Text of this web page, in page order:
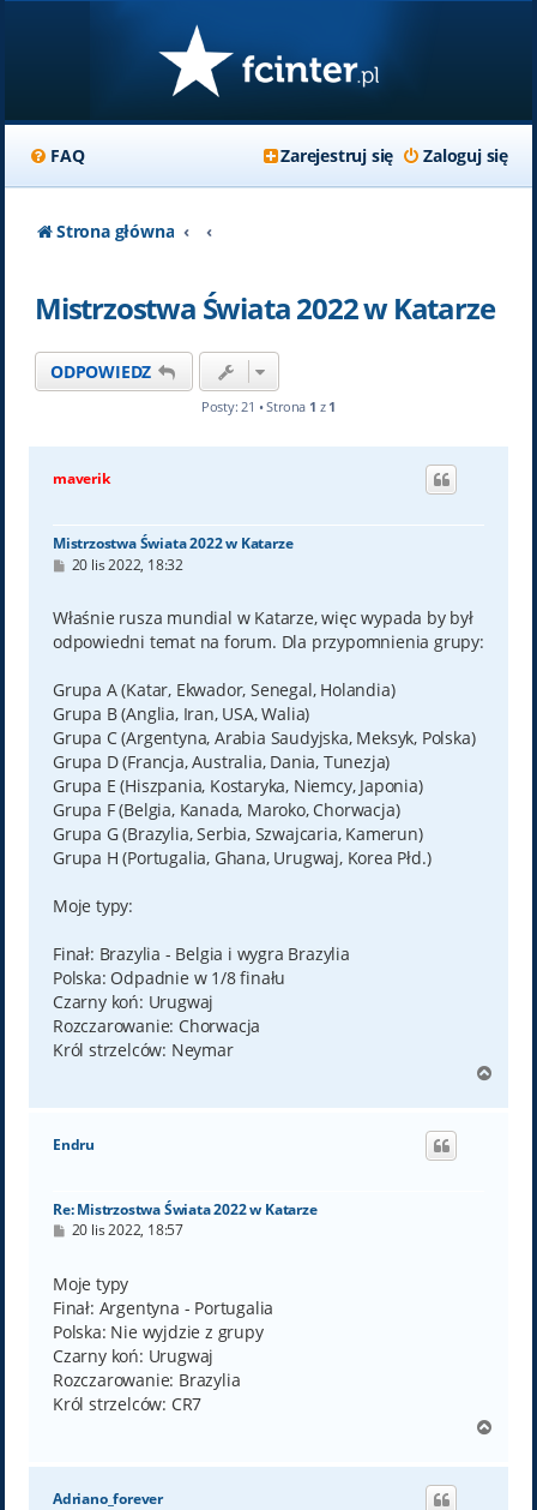
FAQ Zaloguj się
Zarejestruj się
Strona główna
Mistrzostwa Świata 2022 w Katarze
ODPOWIEDZ
Posty: 21 • Strona 1 z 1
maverik
Mistrzostwa Świata 2022 w Katarze
P
t
20 lis 2022, 18:32
Właśnie rusza mundial w Katarze, więc wypada by był
odpowiedni temat na forum. Dla przypomnienia grupy:
Grupa A (Katar, Ekwador, Senegal, Holandia)
Grupa B (Anglia, Iran, USA, Walia)
Grupa C (Argentyna, Arabia Saudyjska, Meksyk, Polska)
Grupa D (Francja, Australia, Dania, Tunezja)
Grupa E (Hiszpania, Kostaryka, Niemcy, Japonia)
Grupa F (Belgia, Kanada, Maroko, Chorwacja)
Grupa G (Brazylia, Serbia, Szwajcaria, Kamerun)
Grupa H (Portugalia, Ghana, Urugwaj, Korea Płd.)
Moje typy:
Finał: Brazylia - Belgia i wygra Brazylia
Polska: Odpadnie w 1/8 finału
Czarny koń: Urugwaj
Rozczarowanie: Chorwacja
Król strzelców: Neymar
g
Endru
Re: Mistrzostwa Świata 2022 w Katarze
P
t
20 lis 2022, 18:57
Moje typy
Finał: Argentyna - Portugalia
Polska: Nie wyjdzie z grupy
Czarny koń: Urugwaj
Rozczarowanie: Brazylia
Król strzelców: CR7
g
Adriano_forever